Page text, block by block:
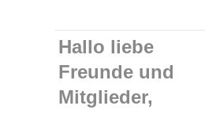
Hallo liebe
Freunde und
Mitglieder,